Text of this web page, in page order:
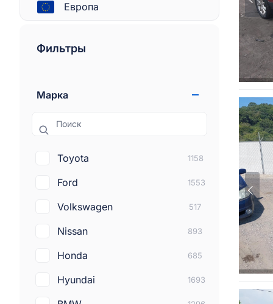
Европа
Фильтры
Марка
Поиск
Toyota 1158
Ford 1553
Volkswagen 517
Nissan 893
Honda 685
Hyundai 1693